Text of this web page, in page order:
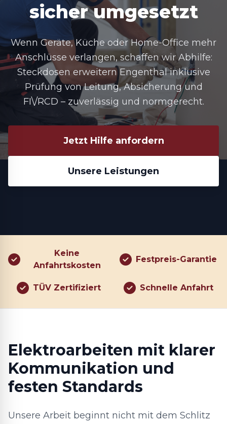
sicher umgesetzt
Wenn Geräte, Küche oder Home-Office mehr
Anschlüsse verlangen, schaffen wir Abhilfe:
Steckdosen erweitern Engenthalinklusive
Prüfung von Leitung, Absicherung und
FI\/RCD – zuverlässig und normgerecht.
Jetzt Hilfe anfordern
Unsere Leistungen
Keine
Anfahrtskosten
Festpreis-Garantie
TÜV Zertifiziert Schnelle Anfahrt
Elektroarbeiten mit klarer
Kommunikation und
festen Standards
Unsere Arbeit beginnt nicht mit dem Schlitz